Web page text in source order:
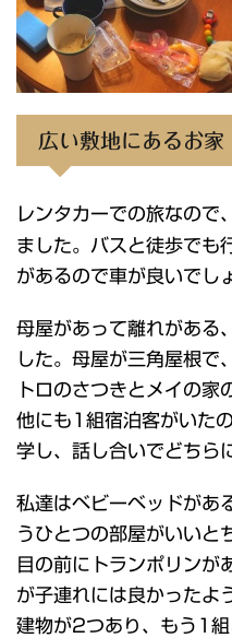
広い敷地にあるお家
レンタカーでの旅なので、
ました。バスと徒歩でも
があるので車が良いでし
母屋があって離れがある
した。母屋が三角屋根で
トロのさつきとメイの家
他にも1組宿泊客がいた
学し、話し合いでどちら
私達はベビーベッドがあ
うひとつの部屋がいいと
目の前にトランポリンが
が子連れには良かったよ
建物が2つあり、もう1